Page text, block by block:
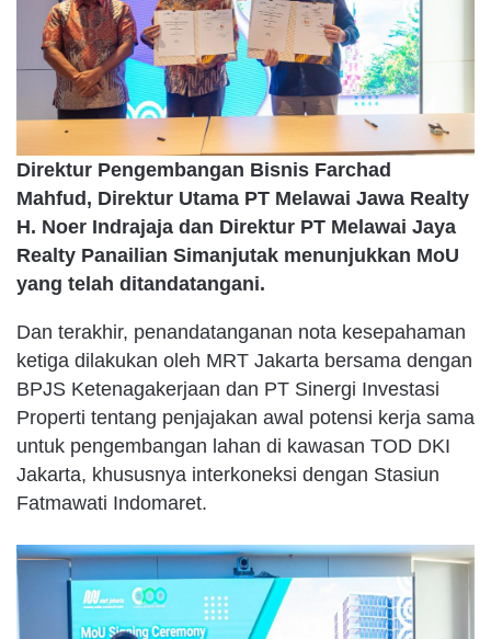
Direktur Pengembangan Bisnis Farchad
Mahfud, Direktur Utama PT Melawai Jawa Realty
H. Noer Indrajaja dan Direktur PT Melawai Jaya
Realty Panailian Simanjutak menunjukkan MoU
yang telah ditandatangani.
Dan terakhir, penandatanganan nota kesepahaman
ketiga dilakukan oleh MRT Jakarta bersama dengan
BPJS Ketenagakerjaan dan PT Sinergi Investasi
Properti tentang penjajakan awal potensi kerja sama
untuk pengembangan lahan di kawasan TOD DKI
Jakarta, khususnya interkoneksi dengan Stasiun
Fatmawati Indomaret.